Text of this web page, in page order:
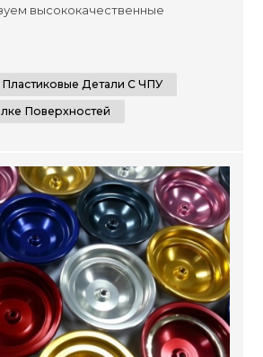
высококачественные
наших клиентов в самых
таких как автомобилестроение,
оборудования,
Детали С ЧПУ
Поверхностей